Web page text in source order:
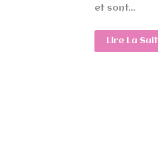
et sont...
Lire La